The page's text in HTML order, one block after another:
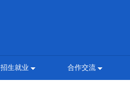
招生就业 合作交流